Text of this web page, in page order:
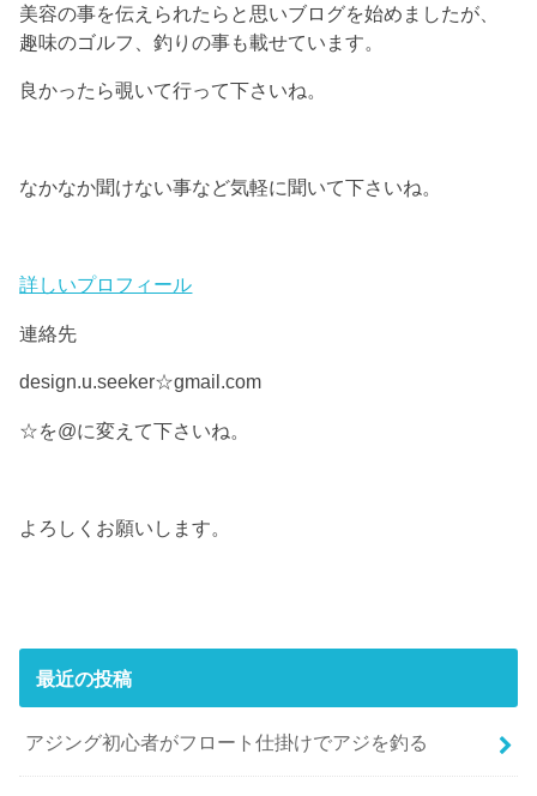
美容の事を伝えられたらと思いブログを始めましたが、
趣味のゴルフ、釣りの事も載せています。
良かったら覗いて行って下さいね。
なかなか聞けない事など気軽に聞いて下さいね。
詳しいプロフィール
連絡先
design.u.seeker☆gmail.com
☆を@に変えて下さいね。
よろしくお願いします。
最近の投稿
アジング初心者がフロート仕掛けでアジを釣る